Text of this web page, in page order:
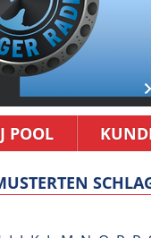
POOL